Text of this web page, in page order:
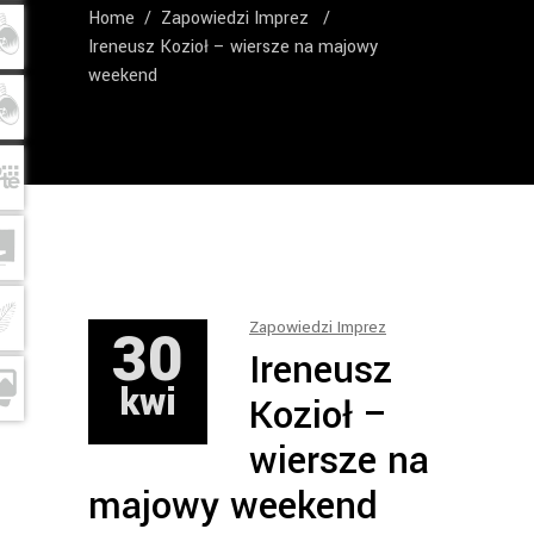
Home / Zapowiedzi Imprez
/
Ireneusz Kozioł – wiersze na majowy
weekend
30
kwi
Zapowiedzi Imprez
Ireneusz
Kozioł –
wiersze na
majowy weekend